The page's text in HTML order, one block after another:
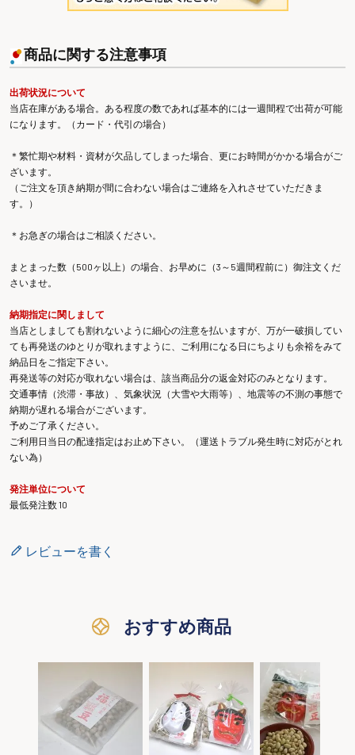
商品に関する注意事項
出荷状況について
当店在庫がある場合。ある程度の数であれば基本的には一週間程で出荷が可能
になります。（カード・代引の場合）
＊繁忙期や材料・資材が欠品してしまった場合、更にお時間がかかる場合がご
ざいます。
（ご注文を頂き納期が間に合わない場合はご連絡を入れさせていただきま
す。）
＊お急ぎの場合はご相談ください。
まとまった数（500ヶ以上）の場合、お早めに（3～5週間程前に）御注文くだ
さいませ。
納期指定に関しまして
当店としましても割れないように細心の注意を払いますが、万が一破損してい
ても再発送のゆとりが取れますように、ご利用になる日にちよりも余裕をみて
納品日をご指定下さい。
再発送等の対応が取れない場合は、該当商品分の返金対応のみとなります。
交通事情（渋滞・事故）、気象状況（大雪や大雨等）、地震等の不測の事態で
納期が遅れる場合がございます。
予めご了承ください。
ご利用日当日の配達指定はお止め下さい。（運送トラブル発生時に対応がとれ
ない為）
発注単位について
最低発注数 10
レビューを書く
おすすめ商品